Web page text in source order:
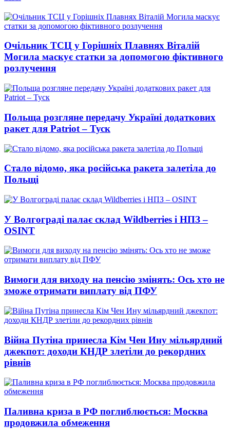
Очільник ТСЦ у Горішніх Плавнях Віталій
Могила маскує статки за допомогою фіктивного
розлучення
Польща розгляне передачу Україні додаткових
ракет для Patriot – Туск
Стало відомо, яка російська ракета залетіла до
Польщі
У Волгограді палає склад Wildberries і НПЗ –
OSINT
Вимоги для виходу на пенсію змінять: Ось хто не
зможе отримати виплату від ПФУ
Війна Путіна принесла Кім Чен Ину мільярдний
джекпот: доходи КНДР злетіли до рекордних
рівнів
Паливна криза в РФ поглиблюється: Москва
продовжила обмеження